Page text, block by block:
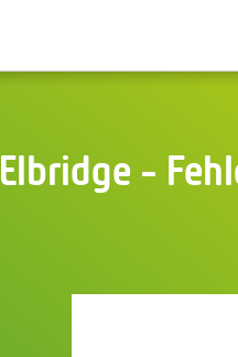
Elbridge -